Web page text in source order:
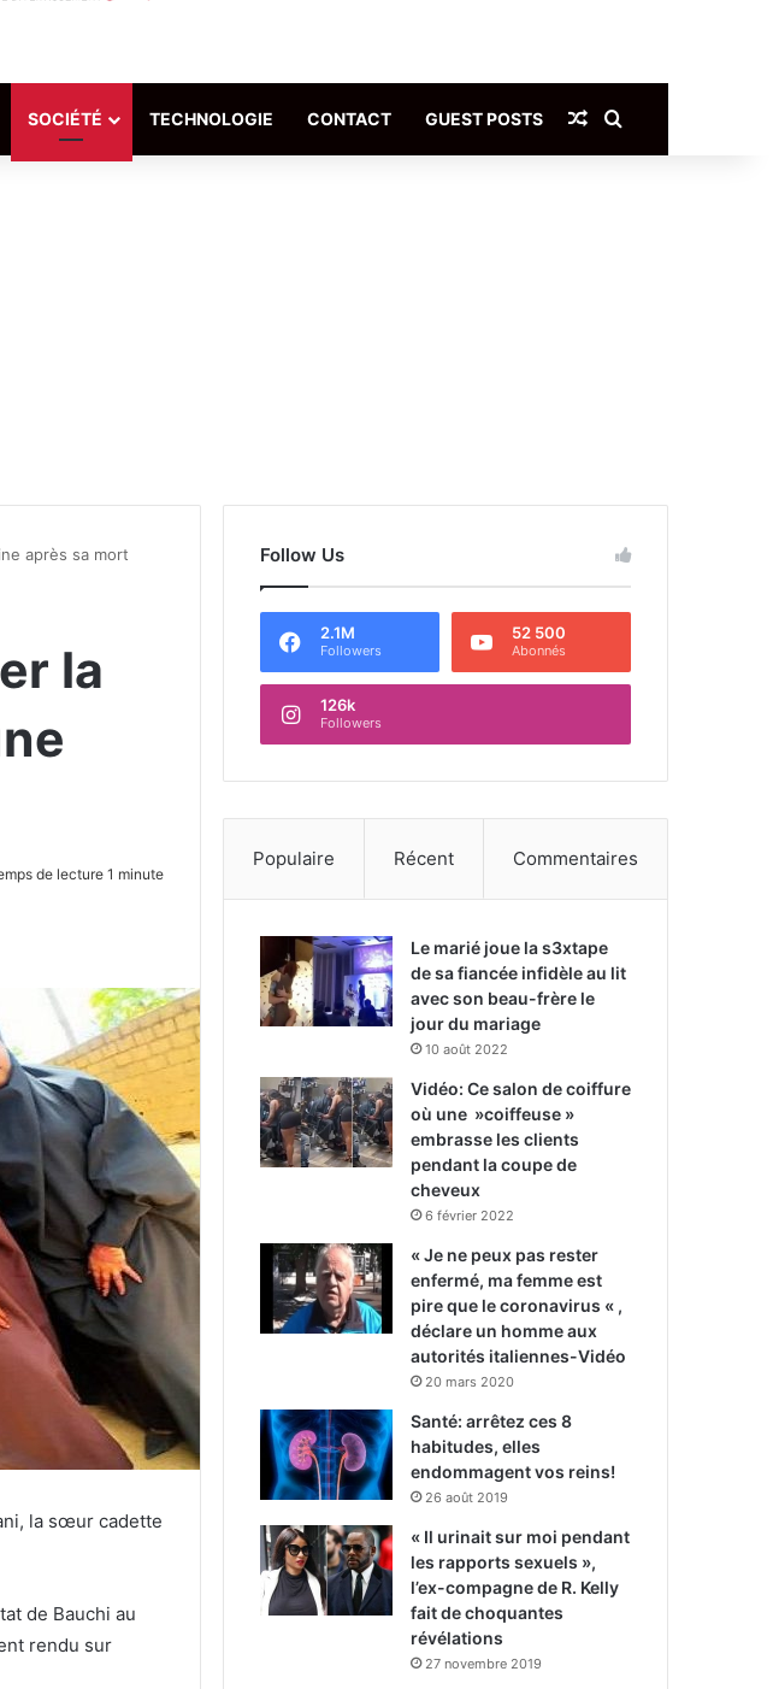
SOCIÉTÉ TECHNOLOGIE CONTACT GUEST POSTS Article Aléatoire
après sa mort
la
de lecture 1 minute
la sœur cadette
de Bauchi au
rendu sur
Follow Us
2.1M
Followers
52 500
Abonnés
126k
Followers
Populaire Récent Commentaires
Le marié joue la s3xtape
de sa fiancée infidèle au lit
avec son beau-frère le
jour du mariage
10 août 2022
Vidéo: Ce salon de coiffure
où une »coiffeuse »
embrasse les clients
pendant la coupe de
cheveux
6 février 2022
« Je ne peux pas rester
enfermé, ma femme est
pire que le coronavirus « ,
déclare un homme aux
autorités italiennes-Vidéo
20 mars 2020
Santé: arrêtez ces 8
habitudes, elles
endommagent vos reins!
26 août 2019
« Il urinait sur moi pendant
les rapports sexuels »,
l’ex-compagne de R. Kelly
fait de choquantes
révélations
27 novembre 2019